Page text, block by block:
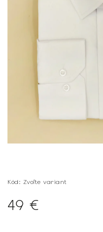
Kód: Zvoľte variant
49 €